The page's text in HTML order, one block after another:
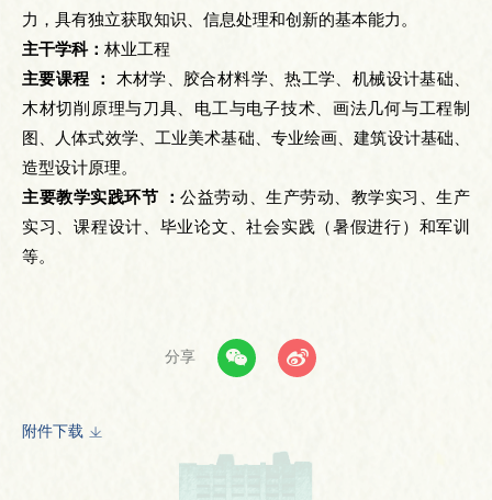
力，具有独立获取知识、信息处理和创新的基本能力。
主干学科： 林业工程
主要课程 ：
木材学、胶合材料学、热工学、机械设计基础、
木材切削原理与刀具、电工与电子技术、画法几何与工程制
图、人体式效学、工业美术基础、专业绘画、建筑设计基础、
造型设计原理。
主要教学实践环节 ：公益劳动、生产劳动、教学实习、生产
实习、课程设计、毕业论文、社会实践（暑假进行）和军训
等。
分享
附件下载